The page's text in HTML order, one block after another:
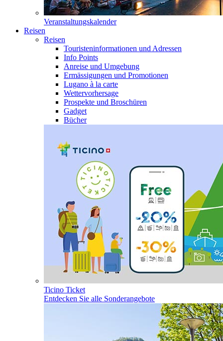
Veranstaltungskalender
Reisen
Reisen
Touristeninformationen und Adressen
Info Points
Anreise und Umgebung
Ermässigungen und Promotionen
Lugano à la carte
Wettervorhersage
Prospekte und Broschüren
Gadget
Bücher
Ticino Ticket
Entdecken Sie alle Sonderangebote